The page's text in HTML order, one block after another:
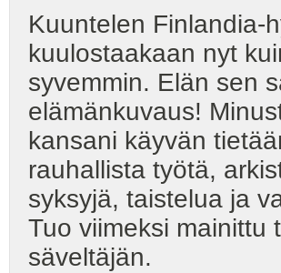
Kuuntelen Finlandia-
kuulostaakaan nyt
syvemmin. Elän sen
elämänkuvaus!
kansani käyvän
rauhallista työtä,
syksyjä, taistelua ja
Tuo viimeksi mainittu
säveltäjän.